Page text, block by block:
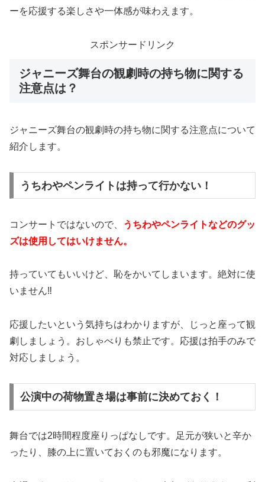
ーを応援する楽しさや一体感が味わえます。
スポンサードリンク
ジャニーズ舞台の観劇時の持ち物に関する
注意点は？
ジャニーズ舞台の観劇時の持ち物に関する注意点について
紹介します。
うちわやペンライトは持って行かない！
コンサートではないので、
うちわやペンライトなどのグッ
ズは使用してはいけません。
持っていてもいいけど、恥をかいてしまいます。絶対に使
いません‼
応援したいという気持ちはわかりますが、じっと座って観
劇しましょう。おしゃべりも禁止です。応援は拍手のみで
対応しましょう。
公演中の荷物置き場は事前に決めておく！
舞台では2時間程度座りっぱなしです。足元が狭いと辛か
ったり、膝の上に置いておくのも邪魔になります。